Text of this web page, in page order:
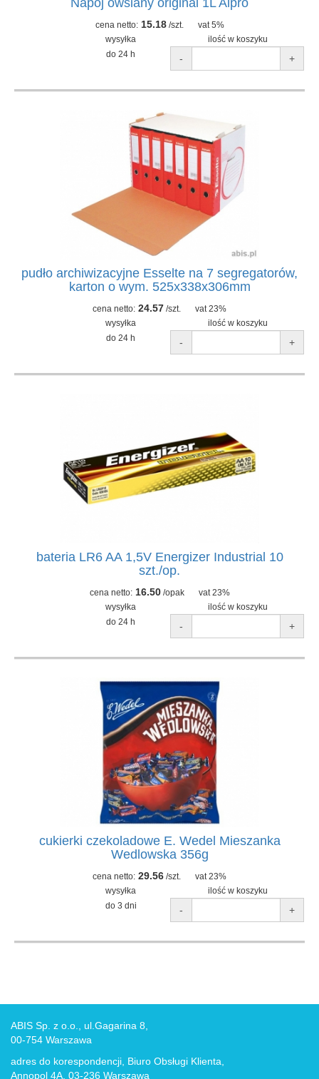
Napój owsiany original 1L Alpro
cena netto: 15.18/szt.
vat 5%
wysyłka
ilość w koszyku
do 24 h
- +
pudło archiwizacyjne Esselte na 7 segregatorów,
karton o wym. 525x338x306mm
cena netto: 24.57 /szt.
vat 23%
wysyłka
ilość w koszyku
do 24 h
- +
bateria LR6 AA 1,5V Energizer Industrial 10
szt./op.
cena netto: 16.50/opak
vat 23%
wysyłka
ilość w koszyku
do 24 h
- +
cukierki czekoladowe E. Wedel Mieszanka
Wedlowska 356g
cena netto: 29.56 /szt.
vat 23%
wysyłka
ilość w koszyku
do 3 dni
- +
ABIS Sp. z o.o., ul.Gagarina 8,
00-754 Warszawa
adres do korespondencji, Biuro Obsługi Klienta,
Annopol 4A, 03-236 Warszawa